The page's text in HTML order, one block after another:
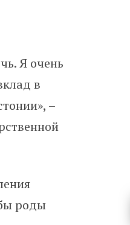
Я очень
в
–
роды